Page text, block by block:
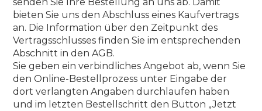
bieten Sie uns den Abschluss eines Kaufvertrags
an. Die Information über den Zeitpunkt des
Vertragsschlusses finden Sie im entsprechenden
Abschnitt in den AGB.
Sie geben ein verbindliches Angebot ab, wenn Sie
den Online-Bestellprozess unter Eingabe der
dort verlangten Angaben durchlaufen haben
und im letzten Bestellschritt den Button „Jetzt